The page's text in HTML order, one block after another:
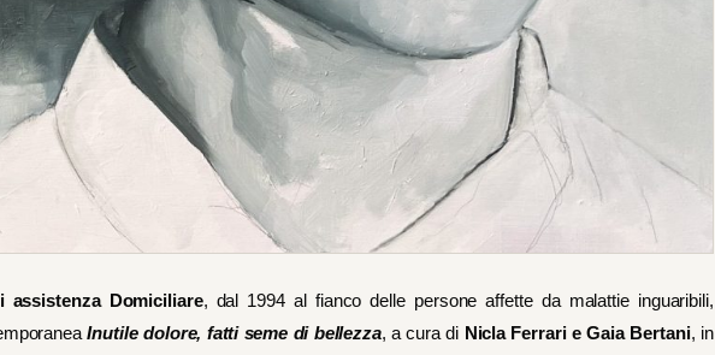
assistenza Domiciliare, dal 1994 al fianco delle persone affette da malattie inguaribili,
Inutile dolore, fatti seme di bellezza, a cura di Nicla Ferrari e Gaia Bertani, in